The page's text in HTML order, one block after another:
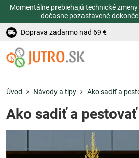
Momentálne prebiehajú technické
dočasne pozastavené
Doprava zadarmo nad 69 €
Úvod Návody a tipy Ako sadiť a
Ako sadiť a